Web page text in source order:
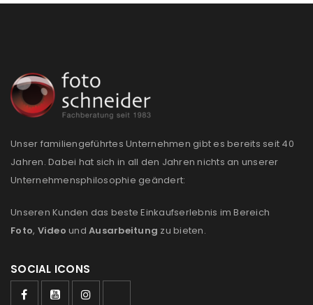
Unser familiengeführtes Unternehmen gibt es bereits seit 40
Jahren. Dabei hat sich in all den Jahren nichts an unserer
Unternehmensphilosophie geändert:
Unseren Kunden das beste Einkaufserlebnis im Bereich
Foto, Video und Ausarbeitung zu bieten.
SOCIAL ICONS